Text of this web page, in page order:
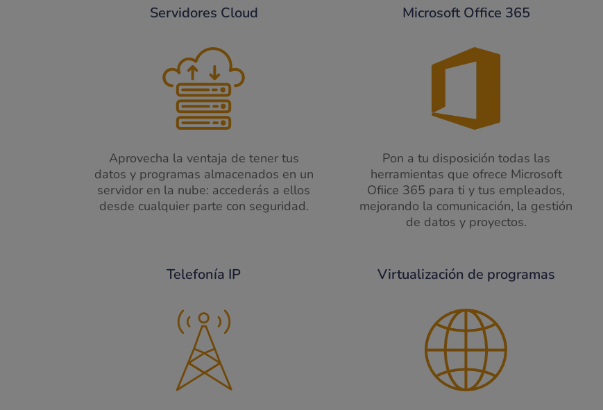
Servidores Cloud
Aprovecha la ventaja de tener tus
datos y programas almacenados en un
servidor en la nube: accederás a ellos
desde cualquier parte​ con seguridad.
Microsoft Office 365
Pon a tu disposición todas las
herramientas que ofrece Microsoft
Ofiice 365 para ti y tus empleados,
mejorando la comunicación, la gestión
de datos y proyectos.
Telefonía IP Virtualización de programas